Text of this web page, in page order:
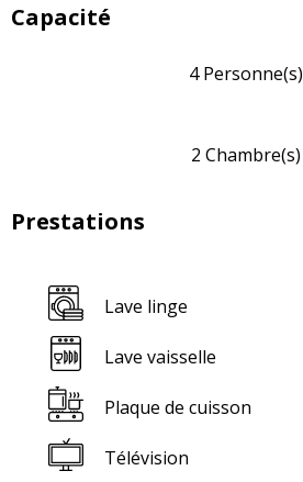
Capacité
4 Personne(s)
2 Chambre(s)
Prestations
Lave linge
Lave vaisselle
Plaque de cuisson
Télévision